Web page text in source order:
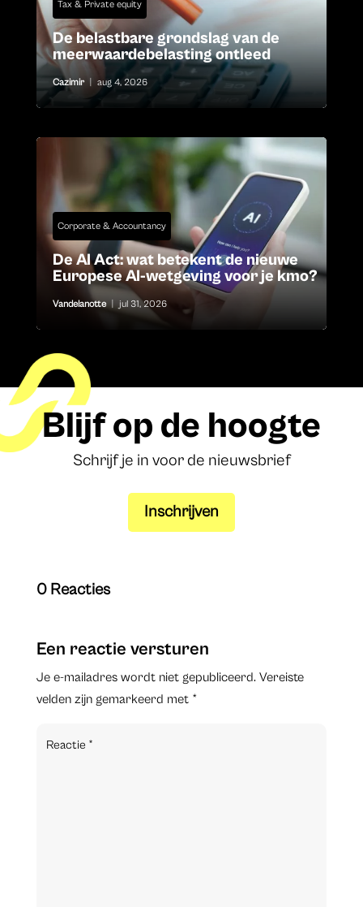
Tax & Private equity
De belastbare grondslag van de
meerwaardebelasting ontleed
Cazimir aug 4, 2026
Corporate & Accountancy
De AI Act: wat betekent de nieuwe
Europese AI-wetgeving voor je kmo?
Vandelanotte | jul 31, 2026
Blijf op de hoogte
Schrijf je in voor de nieuwsbrief
Inschrijven
0 Reacties
Een reactie versturen
Je e-mailadres wordt niet gepubliceerd. Vereiste
velden zijn gemarkeerd met *